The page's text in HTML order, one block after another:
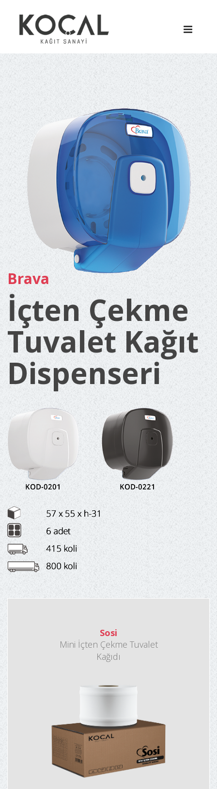
Brava
İçten Çekme
Tuvalet Kağıt
Dispenseri
Sosi
Mini İçten Çekme Tuvalet
Kağıdı